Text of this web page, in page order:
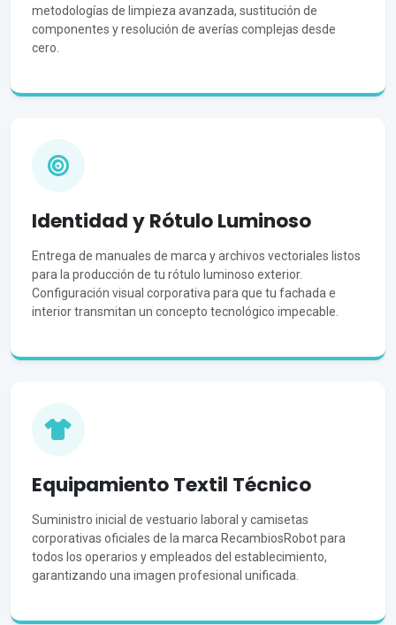
metodologías de limpieza avanzada, sustitución de
componentes y resolución de averías complejas desde
cero.
Identidad y Rótulo Luminoso
Entrega de manuales de marca y archivos vectoriales listos
para la producción de tu rótulo luminoso exterior.
Configuración visual corporativa para que tu fachada e
interior transmitan un concepto tecnológico impecable.
Equipamiento Textil Técnico
Suministro inicial de vestuario laboral y camisetas
corporativas oficiales de la marca RecambiosRobot para
todos los operarios y empleados del establecimiento,
garantizando una imagen profesional unificada.